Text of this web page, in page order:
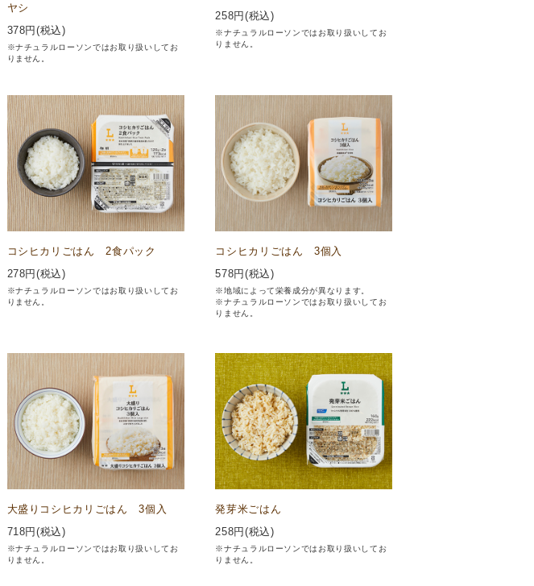
ヤシ
378円(税込)
※ナチュラルローソンではお取り扱いしてお
りません。
258円(税込)
※ナチュラルローソンではお取り扱いしてお
りません。
コシヒカリごはん 2食パック
278円(税込)
※ナチュラルローソンではお取り扱いしてお
りません。
コシヒカリごはん 3個入
578円(税込)
※地域によって栄養成分が異なります。
※ナチュラルローソンではお取り扱いしてお
りません。
大盛りコシヒカリごはん 3個入
718円(税込)
※ナチュラルローソンではお取り扱いしてお
りません。
発芽米ごはん
258円(税込)
※ナチュラルローソンではお取り扱いしてお
りません。